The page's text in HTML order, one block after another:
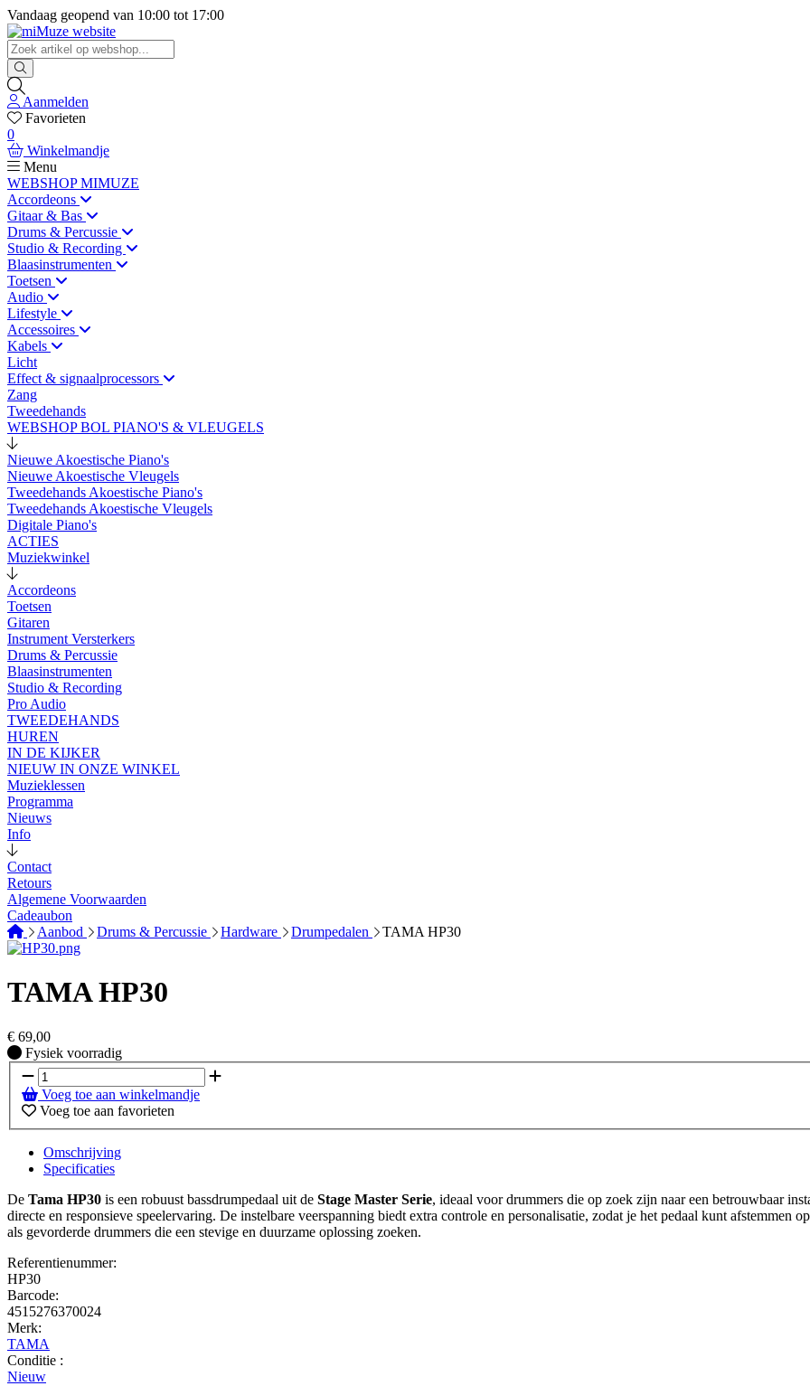
Vandaag geopend van 10:00 tot 17:00
Aanmelden
Favorieten
0
Winkelmandje
Menu
WEBSHOP MIMUZE
Accordeons
Gitaar & Bas
Drums & Percussie
Studio & Recording
Blaasinstrumenten
Toetsen
Audio
Lifestyle
Accessoires
Kabels
Licht
Effect & signaalprocessors
Zang
Tweedehands
WEBSHOP BOL PIANO'S & VLEUGELS
Nieuwe Akoestische Piano's
Nieuwe Akoestische Vleugels
Tweedehands Akoestische Piano's
Tweedehands Akoestische Vleugels
Digitale Piano's
ACTIES
Muziekwinkel
Accordeons
Toetsen
Gitaren
Instrument Versterkers
Drums & Percussie
Blaasinstrumenten
Studio & Recording
Pro Audio
TWEEDEHANDS
HUREN
IN DE KIJKER
NIEUW IN ONZE WINKEL
Muzieklessen
Programma
Nieuws
Info
Contact
Retours
Algemene Voorwaarden
Cadeaubon
Aanbod
Drums & Percussie Hardware Drumpedalen TAMA HP30
TAMA HP30
€ 69,00
Fysiek voorradig
Fysiek voorradig
Voeg toe aan winkelmandje
Voeg toe aan favorieten
Omschrijving
Specificaties
De Tama HP30 is een robuust bassdrumpedaal uit de Stage Master Serie, ideaal voor drummers die op zoek zijn naar een betrouwbaar
directe en responsieve speelervaring. De instelbare veerspanning biedt extra controle en personalisatie, zodat je het pedaal kunt afstemmen
als gevorderde drummers die een stevige en duurzame oplossing zoeken.
Referentienummer:
HP30
Barcode:
4515276370024
Merk:
TAMA
Conditie :
Nieuw